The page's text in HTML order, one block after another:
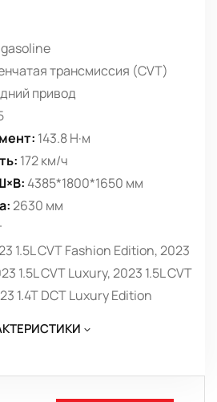
gasoline
трансмиссия (CVT)
привод
143.8 Н·м
172 км/ч
4385*1800*1650 мм
2630 мм
1.5L CVT Fashion Edition, 2023
1.5L CVT Luxury, 2023 1.5L CVT
1.4T DCT Luxury Edition